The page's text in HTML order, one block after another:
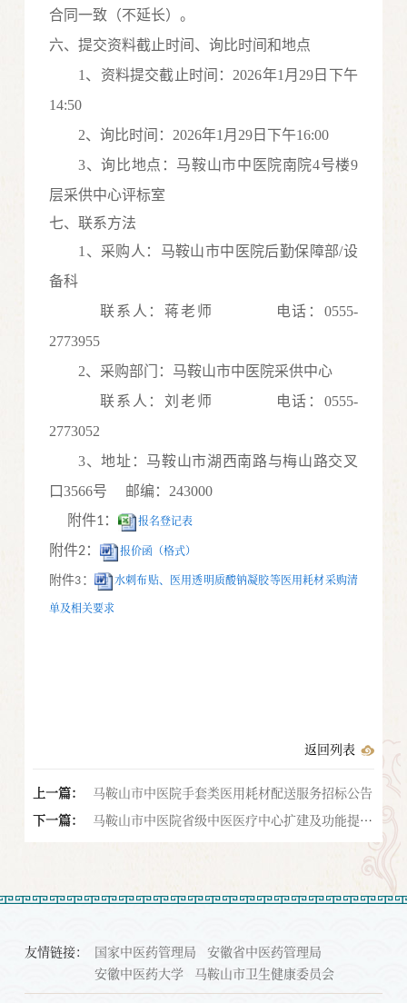
合同一致（不延长）。
六、提交资料截止时间、询比时间和地点
1、资料提交截止时间：2026年1月29 日 下午
14:50
2、询比时间：2026年1月29 日 下午16:00
3、询比地点：马鞍山市中医院南院4号楼9
层采供中心评标室
七、联系方法
1、采购人：马鞍山市中医院后勤保障部/设
备科
联系人：蒋老师
电话：0555-
2773955
2、采购部门：马鞍山市中医院采供中心
联系人：刘老师
电话：0555-
2773052
3、地址：马鞍山市湖西南路与梅山路交叉
口3566号 邮编：243000
附件1：
报名登记表
附件2： 报价函（格式）
附件3 ：
水刺布贴、医用透明质酸钠凝胶等医用耗材采购清
单及相关要求
返回列表
上一篇：
马鞍山市中医院手套类医用耗材配送服务招标公告
下一篇：
马鞍山市中医院省级中医医疗中心扩建及功能提升
项目环境影响评价公众参与第一次公示
友情链接： 国家中医药管理局
安徽省中医药管理局
安徽中医药大学
马鞍山市卫生健康委员会